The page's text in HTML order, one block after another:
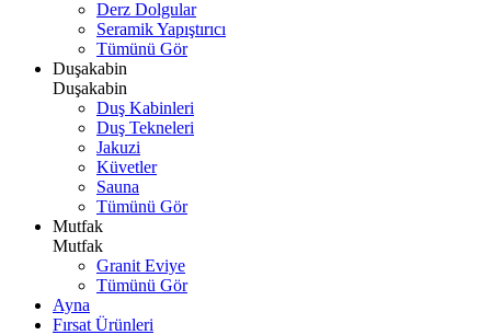
Derz Dolgular
Seramik Yapıştırıcı
Tümünü Gör
Duşakabin
Duşakabin
Duş Kabinleri
Duş Tekneleri
Jakuzi
Küvetler
Sauna
Tümünü Gör
Mutfak
Mutfak
Granit Eviye
Tümünü Gör
Ayna
Fırsat Ürünleri